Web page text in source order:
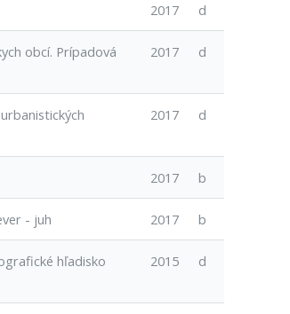
2017 d
obcí. Prípadová
2017 d
2017 d
2017 b
- juh 2017 b
hľadisko 2015 d